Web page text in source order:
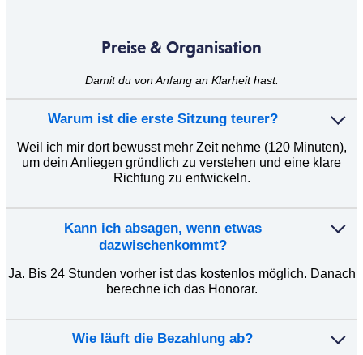
Preise & Organisation
Damit du von Anfang an Klarheit hast.
Warum ist die erste Sitzung teurer?
Weil ich mir dort bewusst mehr Zeit nehme (120 Minuten),
um dein Anliegen gründlich zu verstehen und eine klare
Richtung zu entwickeln.
Kann ich absagen, wenn etwas
dazwischenkommt?
Ja. Bis 24 Stunden vorher ist das kostenlos möglich. Danach
berechne ich das Honorar.
Wie läuft die Bezahlung ab?